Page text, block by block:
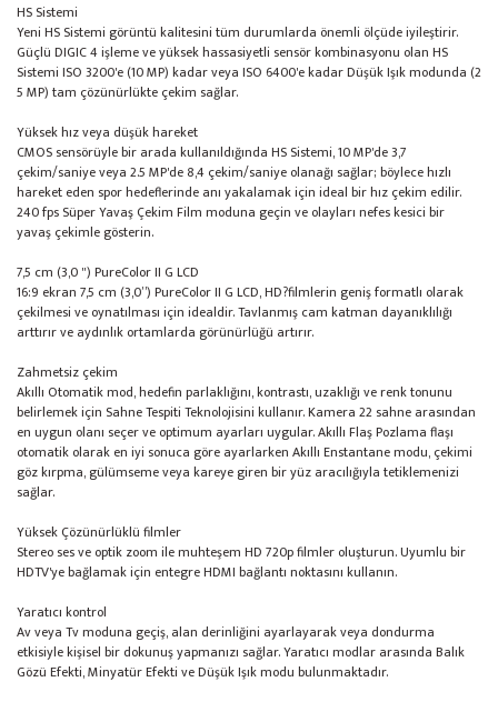
HS Sistemi
Yeni HS Sistemi görüntü kalitesini tüm durumlarda önemli ölçüde iyileştirir.
Güçlü DIGIC 4 işleme ve yüksek hassasiyetli sensör kombinasyonu olan HS
Sistemi ISO 3200'e (10 MP) kadar veya ISO 6400'e kadar Düşük Işık modunda (2
5 MP) tam çözünürlükte çekim sağlar.
Yüksek hız veya düşük hareket
CMOS sensörüyle bir arada kullanıldığında HS Sistemi, 10 MP'de 3,7
çekim/saniye veya 2.5 MP'de 8,4 çekim/saniye olanağı sağlar; böylece hızlı
hareket eden spor hedeflerinde anı yakalamak için ideal bir hız çekim edilir.
240 fps Süper Yavaş Çekim Film moduna geçin ve olayları nefes kesici bir
yavaş çekimle gösterin.
7,5 cm (3,0 ") PureColor II G LCD
16:9 ekran 7,5 cm (3,0”) PureColor II G LCD, HD?filmlerin geniş formatlı olarak
çekilmesi ve oynatılması için idealdir. Tavlanmış cam katman dayanıklılığı
arttırır ve aydınlık ortamlarda görünürlüğü artırır.
Zahmetsiz çekim
Akıllı Otomatik mod, hedefin parlaklığını, kontrastı, uzaklığı ve renk tonunu
belirlemek için Sahne Tespiti Teknolojisini kullanır. Kamera 22 sahne arasından
en uygun olanı seçer ve optimum ayarları uygular. Akıllı Flaş Pozlama flaşı
otomatik olarak en iyi sonuca göre ayarlarken Akıllı Enstantane modu, çekimi
göz kırpma, gülümseme veya kareye giren bir yüz aracılığıyla tetiklemenizi
sağlar.
Yüksek Çözünürlüklü filmler
Stereo ses ve optik zoom ile muhteşem HD 720p filmler oluşturun. Uyumlu bir
HDTV'ye bağlamak için entegre HDMI bağlantı noktasını kullanın.
Yaratıcı kontrol
Av veya Tv moduna geçiş, alan derinliğini ayarlayarak veya dondurma
etkisiyle kişisel bir dokunuş yapmanızı sağlar. Yaratıcı modlar arasında Balık
Gözü Efekti, Minyatür Efekti ve Düşük Işık modu bulunmaktadır.